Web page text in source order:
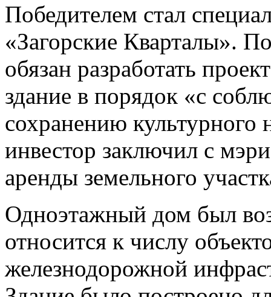
Победителем стал
«Загорские Кварталы».
обязан разработать
здание в порядок «с
сохранению культурного
инвестор заключил с
аренды земельного
Одноэтажный дом был
относится к числу
железнодорожной